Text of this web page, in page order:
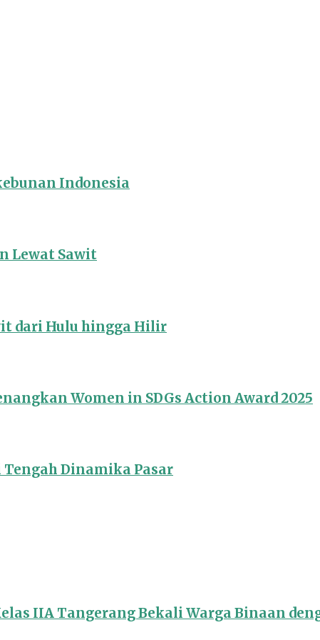
Indonesia
Lewat Sawit
dari Hulu hingga Hilir
Women in SDGs Action Award 2025
Dinamika Pasar
IIA Tangerang Bekali Warga Binaan